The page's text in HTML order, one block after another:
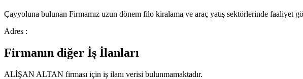
Çayyoluna bulunan Firmamız uzun dönem filo kiralama ve araç yatış sektörlerinde faaliyet
Adres :
Firmanın diğer İş İlanları
ALİŞAN ALTAN firması için iş ilanı verisi bulunmamaktadır.